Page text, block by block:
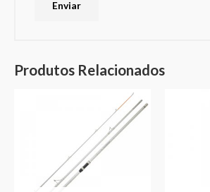
Produtos Relacionados